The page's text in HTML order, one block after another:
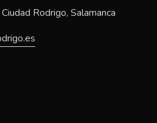
Rodrigo, Salamanca